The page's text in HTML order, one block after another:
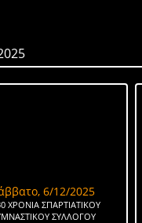
6/12/2025
ΧΡΟΝΙΑ ΣΠΑΡΤΙΑΤΙΚΟΥ
ΣΥΛΛΟΓΟΥ